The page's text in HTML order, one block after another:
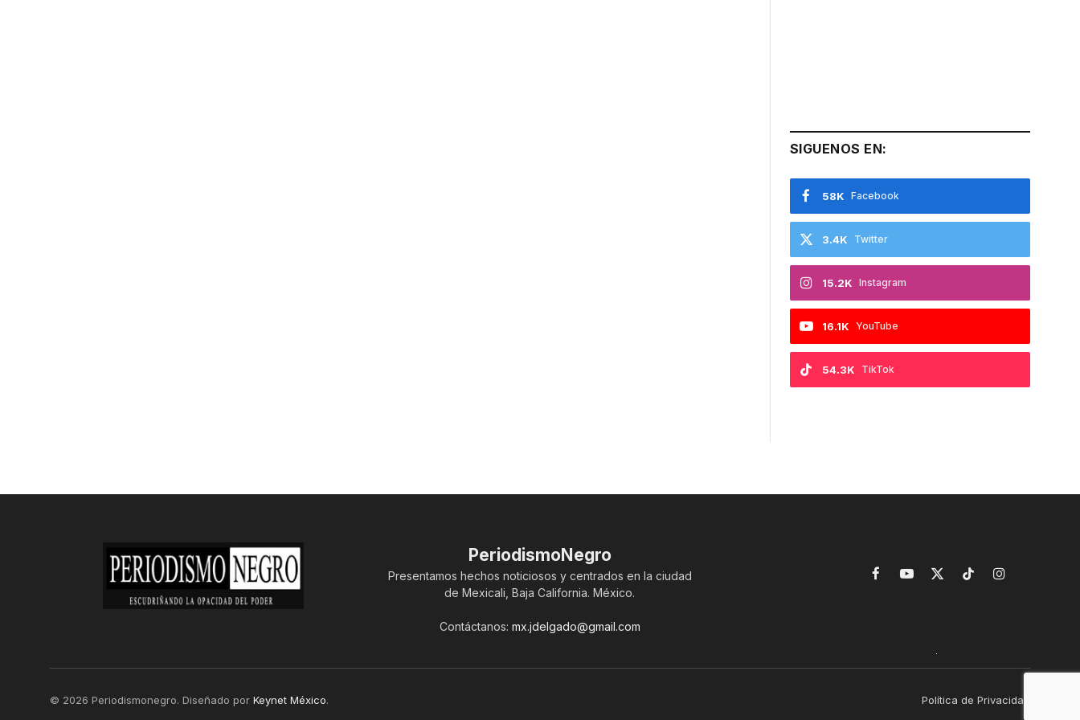
SIGUENOS EN:
Facebook
58K
Twitter
3.4K
Instagram
15.2K
YouTube
16.1K
TikTok
54.3K
PeriodismoNegro
Presentamos hechos noticiosos y centrados en la ciudad
de Mexicali, Baja California. México.
Contáctanos: mx.jdelgado@gmail.com
FacebookYouTube
X
TikTokInstagram
© 2026 Periodismonegro. Diseñado por Keynet México. Política de Privacidad